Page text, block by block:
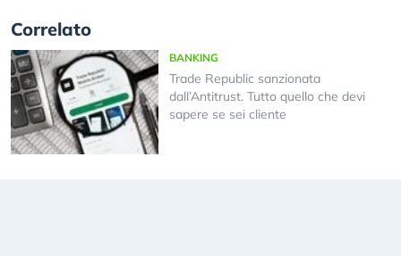
Correlato
BANKING
Trade Republic sanzionata
dall’Antitrust. Tutto quello che devi
sapere se sei cliente